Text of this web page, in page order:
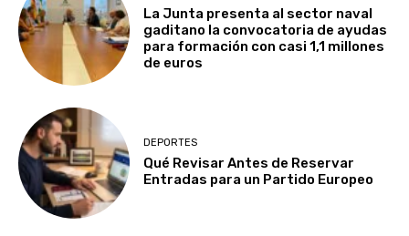
La Junta presenta al sector naval
gaditano la convocatoria de ayudas
para formación con casi 1,1 millones
de euros
DEPORTES
Qué Revisar Antes de Reservar
Entradas para un Partido Europeo